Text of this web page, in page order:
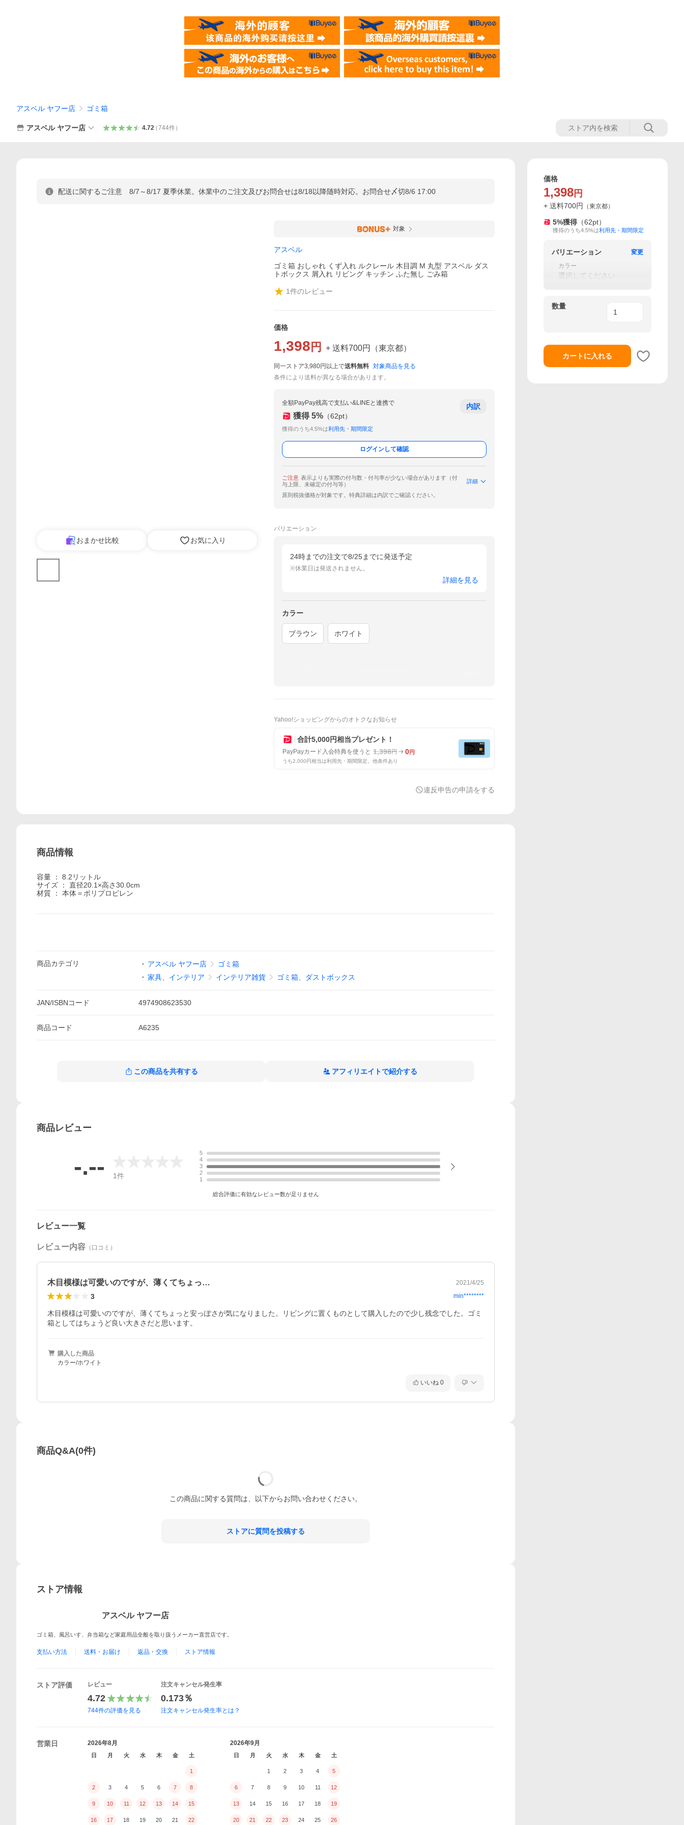
アスベル ヤフー店 ゴミ箱
アスベル ヤフー店 4.72（744件）
配送に関するご注意 8/7～8/17 夏季休業。休業中のご注文及びお問合せは8/18以降随時対応。お問合せ〆切8/6 17:00
おまかせ比較 お気に入り
対象
アスベル
ゴミ箱 おしゃれ くず入れ ルクレール 木目調 M 丸型 アスベル ダス
トボックス 屑入れ リビング キッチン ふた無し ごみ箱
1件のレビュー
価格
1,398 円 + 送料700円 （東京都）
同一ストア3,980円以上で送料無料 対象商品を見る
条件により送料が異なる場合があります。
全額PayPay残高で支払い&LINEと連携で
獲得 5% （62pt）
獲得のうち4.5%は利用先・期間限定
内訳
ログインして確認
ご注意 表示よりも実際の付与数・付与率が少ない場合があります（付
与上限、未確定の付与等）
詳細
原則税抜価格が対象です。特典詳細は内訳でご確認ください。
バリエーション
24時までの注文で8/25までに発送予定
※休業日は発送されません。
詳細を見る
カラー
ブラウン ホワイト
Yahoo!ショッピングからのオトクなお知らせ
合計5,000円相当プレゼント！
PayPayカード入会特典を使うと 1,398円 0円
うち2,000円相当は利用先・期間限定。他条件あり
違反申告の申請をする
商品情報
容量 ： 8.2リットル
サイズ ： 直径20.1×高さ30.0cm
材質 ： 本体＝ポリプロピレン
商品カテゴリ アスベル ヤフー店
ゴミ箱
家具、インテリア
インテリア雑貨 ゴミ箱、ダストボックス
JAN/ISBNコード 4974908623530
商品コード A6235
この商品を共有する アフィリエイトで紹介する
商品レビュー
-.-- 1件
5
4
3
2
1
総合評価に有効なレビュー数が足りません
レビュー一覧
レビュー内容 （口コミ）
木目模様は可愛いのですが、薄くてちょっ… 2021/4/25
3 min********
木目模様は可愛いのですが、薄くてちょっと安っぽさが気になりました。リビングに置くものとして購入したので少し残念でした。ゴミ
箱としてはちょうど良い大きさだと思います。
購入した商品
カラー/ホワイト
いいね 0
商品Q&A(0件)
この商品に関する質問は、以下からお問い合わせください。
ストアに質問を投稿する
ストア情報
アスベル ヤフー店
ゴミ箱、風呂いす、弁当箱など家庭用品全般を取り扱うメーカー直営店です。
支払い方法 送料・お届け 返品・交換 ストア情報
ストア評価 レビュー
4.72
744件の評価を見る
注文キャンセル発生率
0.173％
注文キャンセル発生率とは？
営業日 2026年8月
日 月 火 水 木 金 土
1
2 3 4 5 6 7 8
9 10 11 12 13 14 15
16 17 18 19 20 21 22
2026年9月
日 月 火 水 木 金 土
1 2 3 4 5
6 7 8 9 10 11 12
13 14 15 16 17 18 19
20 21 22 23 24 25 26
価格
1,398 円
+ 送料700円 （東京都）
5%獲得 （62pt）
獲得のうち4.5%は利用先・期間限定
バリエーション
変更
カラー
選択してください
数量
カートに入れる